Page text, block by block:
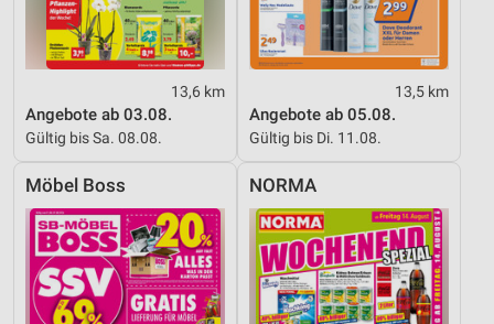
13,6 km
Angebote ab 03.08.
Gültig bis Sa. 08.08.
13,5 km
Angebote ab 05.08.
Gültig bis Di. 11.08.
Möbel Boss NORMA